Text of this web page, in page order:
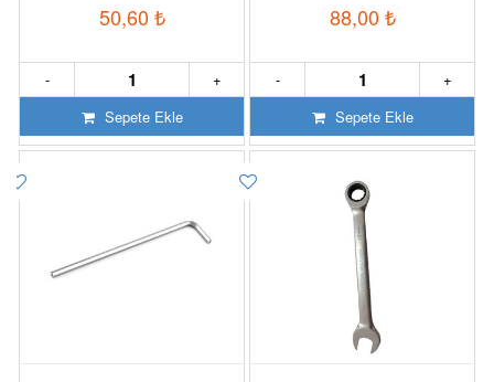
50,60 ₺
+
-
Sepete Ekle
88,00 ₺
+
-
Sepete Ekle